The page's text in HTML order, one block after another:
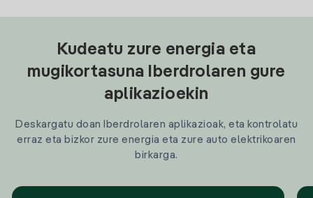
Kudeatu zure energia eta
mugikortasuna Iberdrolaren gure
aplikazioekin
Deskargatu doan Iberdrolaren aplikazioak, eta kontrolatu
erraz eta bizkor zure energia eta zure auto elektrikoaren
birkarga.